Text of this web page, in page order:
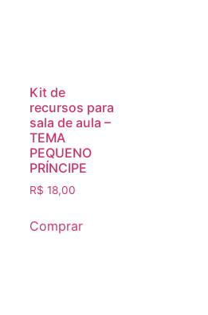
Kit de
recursos para
sala de aula –
TEMA
PEQUENO
PRÍNCIPE
R$ 18,00
Comprar